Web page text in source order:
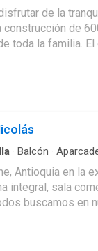
de la
elegante, esta casa cuenta con 4 amplias
la familia. El
seres
vista
La propiedad cuenta
y amplia
es perfecta
· Balcón ·
Antioquia en
garaje para tu vehículo,
buscamos en